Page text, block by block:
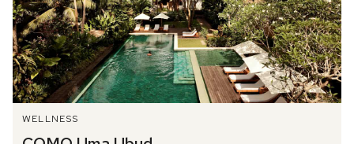
WELLNESS